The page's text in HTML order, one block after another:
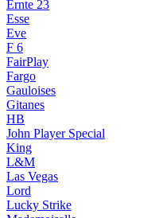
Ernte 23
Esse
Eve
F 6
FairPlay
Fargo
Gauloises
Gitanes
HB
John Player Special
King
L&M
Las Vegas
Lord
Lucky Strike